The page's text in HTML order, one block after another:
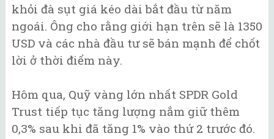
khỏi đà sụt giá kéo dài bắt đầu từ năm
ngoái. Ông cho rằng giới hạn trên sẽ là 1350
USD và các nhà đầu tư sẽ bán mạnh để chốt
lời ở thời điểm này.
Hôm qua, Quỹ vàng lớn nhất SPDR Gold
Trust tiếp tục tăng lượng nắm giữ thêm
0,3% sau khi đã tăng 1% vào thứ 2 trước đó.